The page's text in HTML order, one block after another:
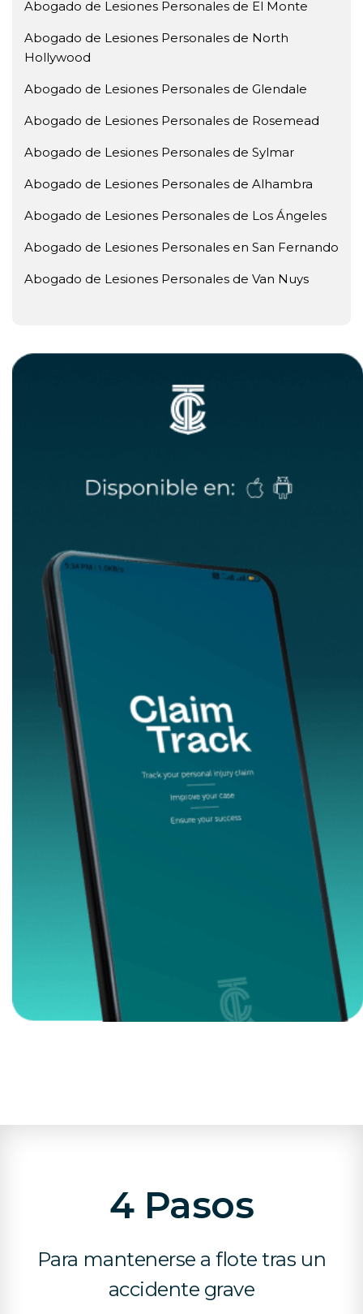
Abogado de Lesiones Personales de El Monte
Abogado de Lesiones Personales de North
Hollywood
Abogado de Lesiones Personales de Glendale
Abogado de Lesiones Personales de Rosemead
Abogado de Lesiones Personales de Sylmar
Abogado de Lesiones Personales de Alhambra
Abogado de Lesiones Personales de Los Ángeles
Abogado de Lesiones Personales en San Fernando
Abogado de Lesiones Personales de Van Nuys
4 Pasos
Para mantenerse a flote tras un
accidente grave